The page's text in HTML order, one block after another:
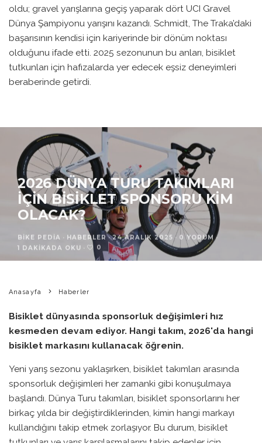
oldu; gravel yarışlarına geçiş yaparak dört UCI Gravel
Dünya Şampiyonu yarışını kazandı. Schmidt, The Traka’daki
başarısının kendisi için kariyerinde bir dönüm noktası
olduğunu ifade etti. 2025 sezonunun bu anları, bisiklet
tutkunları için hafızalarda yer edecek eşsiz deneyimleri
beraberinde getirdi.
2026 DÜNYA TURU TAKIMLARI
IÇIN BISIKLET SPONSORU KIM
OLACAK?
BIKE PEDIA HABERLER · 24 ARALIK 2025 · 0 YORUM ·
1 DAKIKADA OKU
0
Anasayfa Haberler
Bisiklet dünyasında sponsorluk değişimleri hız
kesmeden devam ediyor. Hangi takım, 2026'da hangi
bisiklet markasını kullanacak öğrenin.
Yeni yarış sezonu yaklaşırken, bisiklet takımları arasında
sponsorluk değişimleri her zamanki gibi konuşulmaya
başlandı. Dünya Turu takımları, bisiklet sponsorlarını her
birkaç yılda bir değiştirdiklerinden, kimin hangi markayı
kullandığını takip etmek zorlaşıyor. Bu durum, bisiklet
tutkunları ve yarış karşılaşmalarını takip edenler için